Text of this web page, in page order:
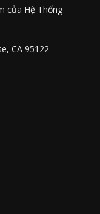
của Hệ Thống
CA 95122